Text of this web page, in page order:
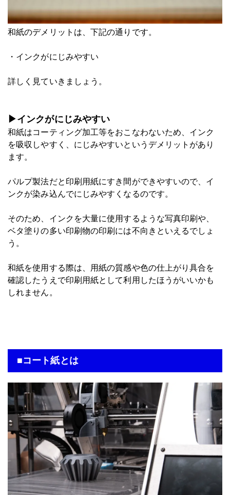
和紙のデメリットは、下記の通りです。
・インクがにじみやすい
詳しく見ていきましょう。
▶インクがにじみやすい
和紙はコーティング加工等をおこなわないため、インク
を吸収しやすく、にじみやすいというデメリットがあり
ます。
パルプ製法だと印刷用紙にすき間ができやすいので、イ
ンクが染み込んでにじみやすくなるのです。
そのため、インクを大量に使用するような写真印刷や、
ベタ塗りの多い印刷物の印刷には不向きといえるでしょ
う。
和紙を使用する際は、用紙の質感や色の仕上がり具合を
確認したうえで印刷用紙として利用したほうがいいかも
しれません。
■コート紙とは